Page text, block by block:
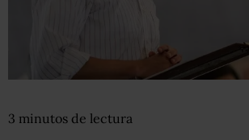
3 minutos de lectura